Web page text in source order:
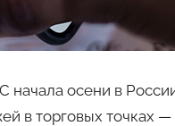
осени в
в торговых точках —